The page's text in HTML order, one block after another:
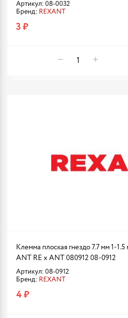
Артикул: 08-0032
Бренд: REXANT
3 ₽
Клемма плоская гнездо 7.7 мм 1-
ANT RE x ANT 080912 08-0912
Артикул: 08-0912
Бренд: REXANT
4 ₽